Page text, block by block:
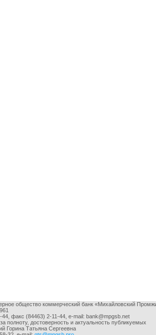
общество коммерческий банк «Михайловский
факс (84463) 2-11-44, e-mail: bank@mpgsb.net
полноту, достоверность и актуальность публикуемых
Горина Татьяна Сергеевна